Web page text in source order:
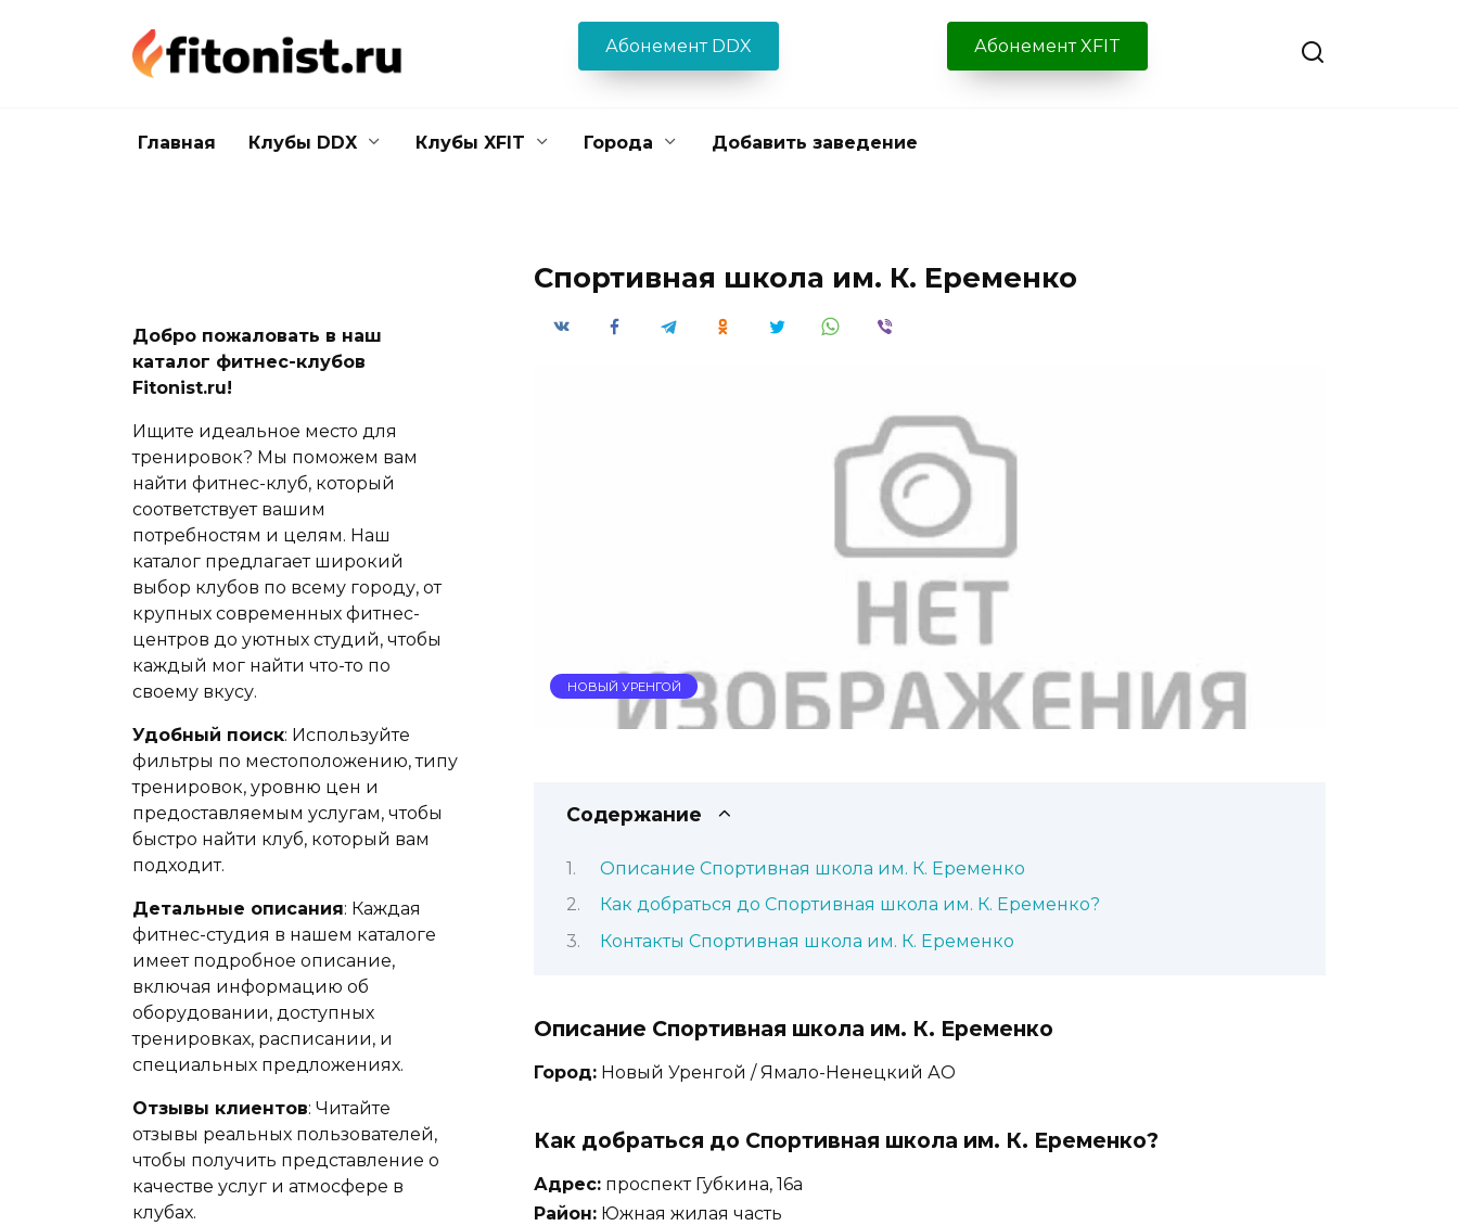
Абонемент DDX Абонемент XFIT
Главная Клубы DDX Клубы XFIT Города Добавить заведение
Спортивная школа им. К. Еременко
НОВЫЙ УРЕНГОЙ
Содержание
Описание Спортивная школа им. К. Еременко
Как добраться до Спортивная школа им. К. Еременко?
Контакты Спортивная школа им. К. Еременко
Описание Спортивная школа им. К. Еременко
Город: Новый Уренгой / Ямало-Ненецкий АО
Как добраться до Спортивная школа им. К. Еременко?
Адрес: проспект Губкина, 16а
Район: Южная жилая часть
Добро пожаловать в наш
каталог фитнес-клубов
Fitonist.ru!
Ищите идеальное место для
тренировок? Мы поможем вам
найти фитнес-клуб, который
соответствует вашим
потребностям и целям. Наш
каталог предлагает широкий
выбор клубов по всему городу, от
крупных современных фитнес-
центров до уютных студий, чтобы
каждый мог найти что-то по
своему вкусу.
Удобный поиск: Используйте
фильтры по местоположению, типу
тренировок, уровню цен и
предоставляемым услугам, чтобы
быстро найти клуб, который вам
подходит.
Детальные описания: Каждая
фитнес-студия в нашем каталоге
имеет подробное описание,
включая информацию об
оборудовании, доступных
тренировках, расписании, и
специальных предложениях.
Отзывы клиентов: Читайте
отзывы реальных пользователей,
чтобы получить представление о
качестве услуг и атмосфере в
клубах.